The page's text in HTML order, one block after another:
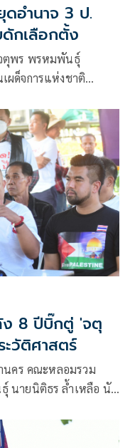
อำนาจ 3 ป.
กเลือกตั้ง
ตุพร พรหมพันธุ์
ผด็จการแห่งชาติ
8 ปีบิ๊กตู่ 'จตุ
วัติศาสตร์
นคร คณะหลอมรวม
นายนิติธร ล้ำเหลือ นัด
และรัฐมนตรีว่าการ